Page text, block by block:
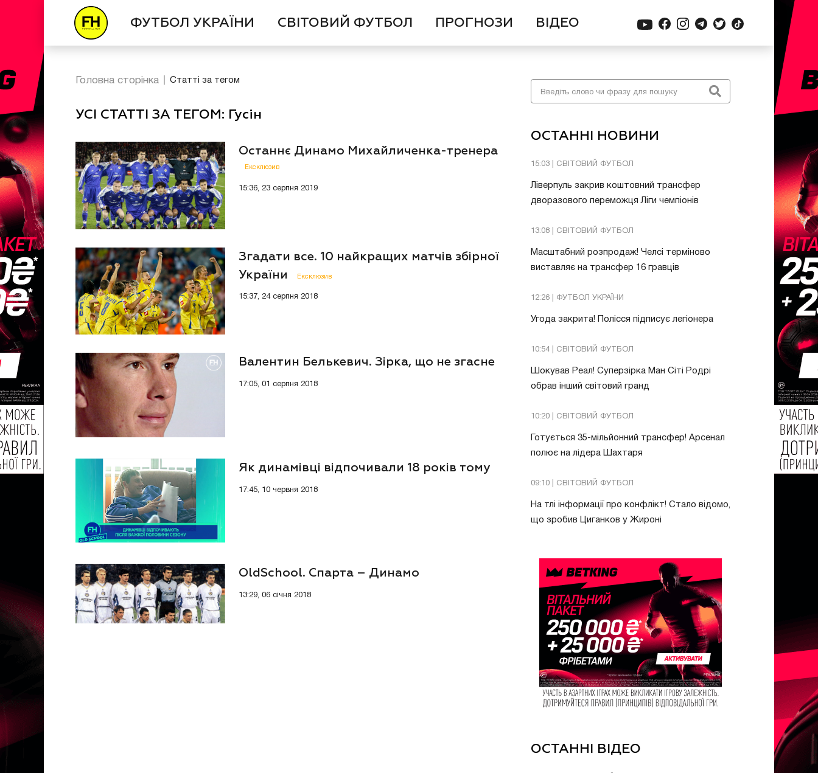
ФУТБОЛ УКРАЇНИ СВІТОВИЙ ФУТБОЛ ПРОГНОЗИ ВІДЕО
ОСТАННІ НОВИНИ
15:03 | СВІТОВИЙ ФУТБОЛ
Ліверпуль закрив коштовний трансфер
дворазового переможця Ліги чемпіонів
13:08 | СВІТОВИЙ ФУТБОЛ
Масштабний розпродаж! Челсі терміново
виставляє на трансфер 16 гравців
12:26 | ФУТБОЛ УКРАЇНИ
Угода закрита! Полісся підписує легіонера
10:54 | СВІТОВИЙ ФУТБОЛ
Шокував Реал! Суперзірка Ман Сіті Родрі
обрав інший світовий гранд
10:20 | СВІТОВИЙ ФУТБОЛ
Готується 35-мільйонний трансфер! Арсенал
полює на лідера Шахтаря
09:10 | СВІТОВИЙ ФУТБОЛ
На тлі інформації про конфлікт! Стало відомо,
що зробив Циганков у Жироні
ОСТАННІ ВІДЕО
Головна сторінка Статті за тегом
УСІ СТАТТІ ЗА ТЕГОМ: Гусін
Останнє Динамо Михайличенка-тренера
Ексклюзив
15:36, 23 серпня 2019
Згадати все. 10 найкращих матчів збірної
України
Ексклюзив
15:37, 24 серпня 2018
Валентин Белькевич. Зірка, що не згасне
17:05, 01 серпня 2018
Як динамівці відпочивали 18 років тому
17:45, 10 червня 2018
OldSchool. Спарта – Динамо
13:29, 06 січня 2018